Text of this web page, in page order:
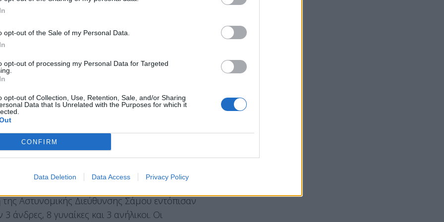
opt-out of the Sale of my Personal Data.
opt-out of processing my Personal Data for Targeted
opt-out of Collection, Use, Retention, Sale, and/or Sharing
Data that Is Unrelated with the Purposes for which it
CONFIRM
Data Deletion Data Access Privacy Policy
ώρες χθες ενημερώθηκε η
ακτές του νησιού.
σε
επιχειρώντας την
ακινητοποίησήτου με
με αποτέλεσμα να ακολουθήσει
το σκάφος
της Αστυνομικής Διεύθυνσης Σάμου εντόπισαν
άνδρες, 8 γυναίκες και 3 ανήλικοι. Οι